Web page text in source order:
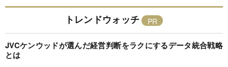
トレンドウォッチ
JVCケンウッドが選んだ経営判断をラクにするデータ統合戦略
とは